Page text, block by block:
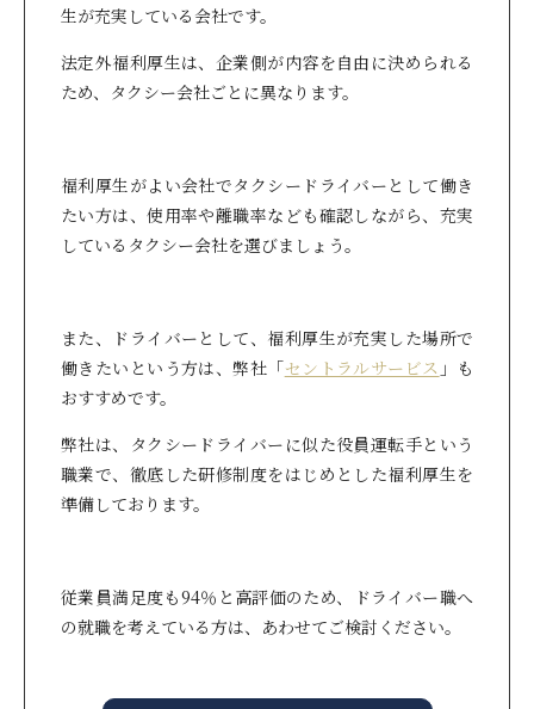
生が充実している会社です。
法定外福利厚生は、企業側が内容を自由に決められる
ため、タクシー会社ごとに異なります。
福利厚生がよい会社でタクシードライバーとして働き
たい方は、使用率や離職率なども確認しながら、充実
しているタクシー会社を選びましょう。
また、ドライバーとして、福利厚生が充実した場所で
働きたいという方は、弊社「セントラルサービス 」も
おすすめです。
弊社は、タクシードライバーに似た役員運転手という
職業で、徹底した研修制度をはじめとした福利厚生を
準備しております。
従業員満足度も94％と高評価のため、ドライバー職へ
の就職を考えている方は、あわせてご検討ください。